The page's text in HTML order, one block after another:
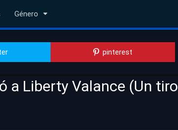
Género
pinterest
a Liberty Valance (Un tiro